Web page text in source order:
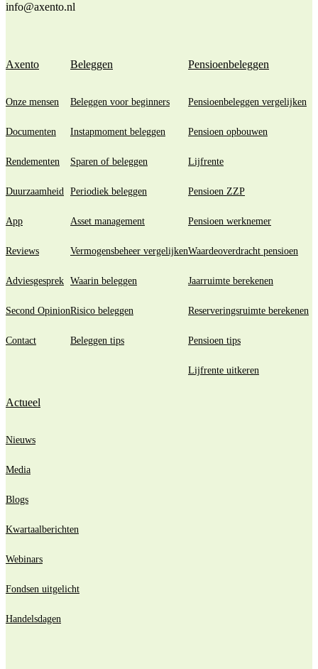
info@axento.nl
Axento
Onze mensen
Documenten
Rendementen
Duurzaamheid
App
Reviews
Adviesgesprek
Second Opinion
Contact
Beleggen
Beleggen voor beginners
Instapmoment beleggen
Sparen of beleggen
Periodiek beleggen
Asset management
Vermogensbeheer vergelijken
Waarin beleggen
Risico beleggen
Beleggen tips
Pensioenbeleggen
Pensioenbeleggen vergelijken
Pensioen opbouwen
Lijfrente
Pensioen ZZP
Pensioen werknemer
Waardeoverdracht pensioen
Jaarruimte berekenen
Reserveringsruimte berekenen
Pensioen tips
Lijfrente uitkeren
Actueel
Nieuws
Media
Blogs
Kwartaalberichten
Webinars
Fondsen uitgelicht
Handelsdagen